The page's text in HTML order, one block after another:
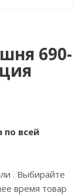
690-
всей
. Выбирайте
время товар